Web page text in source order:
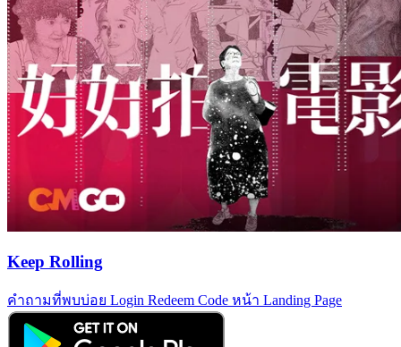
Keep Rolling
คำถามที่พบบ่อย Login Redeem Code หน้า Landing Page